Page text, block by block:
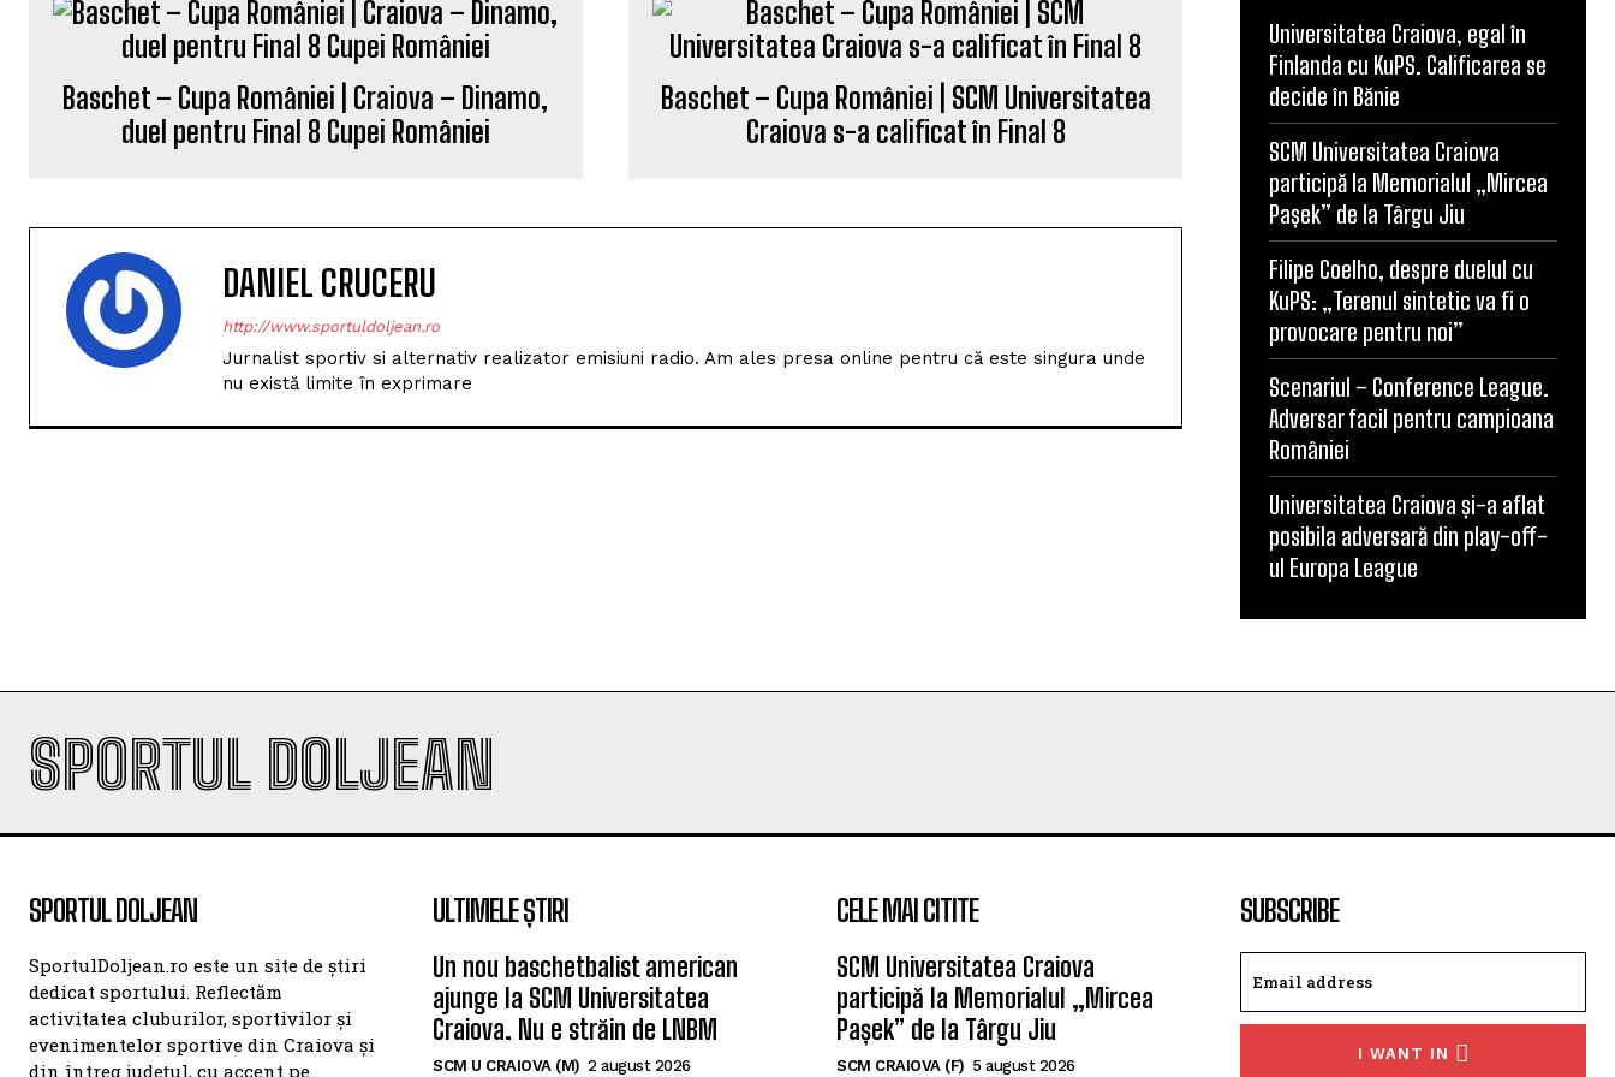
Baschet – Cupa României | Craiova – Dinamo,
duel pentru Final 8 Cupei României
Baschet – Cupa României | SCM Universitatea
Craiova s-a calificat în Final 8
DANIEL CRUCERU
http://www.sportuldoljean.ro
Jurnalist sportiv si alternativ realizator emisiuni radio. Am ales presa online pentru că este singura unde
nu există limite în exprimare
Universitatea Craiova, egal în
Finlanda cu KuPS. Calificarea se
decide în Bănie
SCM Universitatea Craiova
participă la Memorialul „Mircea
Pașek” de la Târgu Jiu
Filipe Coelho, despre duelul cu
KuPS: „Terenul sintetic va fi o
provocare pentru noi”
Scenariul – Conference League.
Adversar facil pentru campioana
României
Universitatea Craiova și-a aflat
posibila adversară din play-off-
ul Europa League
SPORTUL DOLJEAN
SPORTUL DOLJEAN
SportulDoljean.ro este un site de știri
dedicat sportului. Reflectăm
activitatea cluburilor, sportivilor și
evenimentelor sportive din Craiova și
din întreg județul, cu accent pe
ULTIMELE ȘTIRI
Un nou baschetbalist american
ajunge la SCM Universitatea
Craiova. Nu e străin de LNBM
SCM U CRAIOVA (M) 2 august 2026
CELE MAI CITITE
SCM Universitatea Craiova
participă la Memorialul „Mircea
Pașek” de la Târgu Jiu
SCM CRAIOVA (F) 5 august 2026
SUBSCRIBE
I WANT IN